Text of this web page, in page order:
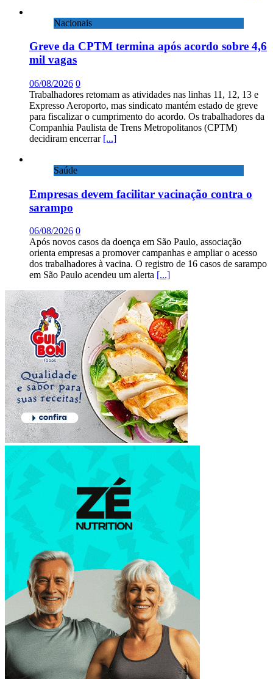
Nacionais
Greve da CPTM termina após acordo sobre 4,6
mil vagas
06/08/2026 0
Trabalhadores retomam as atividades nas linhas 11, 12, 13 e
Expresso Aeroporto, mas sindicato mantém estado de greve
para fiscalizar o cumprimento do acordo. Os trabalhadores da
Companhia Paulista de Trens Metropolitanos (CPTM)
decidiram encerrar [...]
Saúde
Empresas devem facilitar vacinação contra o
sarampo
06/08/2026 0
Após novos casos da doença em São Paulo, associação
orienta empresas a promover campanhas e ampliar o acesso
dos trabalhadores à vacina. O registro de 16 casos de sarampo
em São Paulo acendeu um alerta [...]